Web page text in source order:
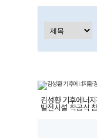
김성환 기후에너
발전시설 착공식